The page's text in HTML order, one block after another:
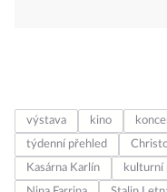
výstava kino
týdenní přehled
Kasárna Karlín
kulturní